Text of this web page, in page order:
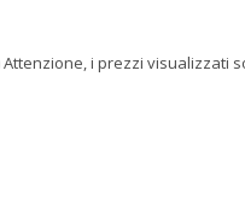
Attenzione, i prezzi visualizzati